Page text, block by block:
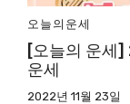
오늘의운세
[오늘의 운세
운세
2022년 11월 23일